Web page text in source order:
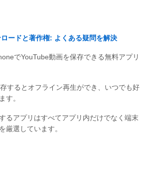
ードと著作権: よくある疑問を解決
でYouTube動画を保存できる無料アプリ
するとオフライン再生ができ、いつでも好
す。
るアプリはすべてアプリ内だけでなく端末
厳選しています。